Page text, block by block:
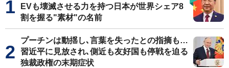
EVも壊滅させる力を持つ日本が世界シェア8
割を握る"素材"の名前
プーチンは動揺し､言葉を失ったとの指摘も…
習近平に見放され､側近も友好国も停戦を迫る
独裁政権の末期症状